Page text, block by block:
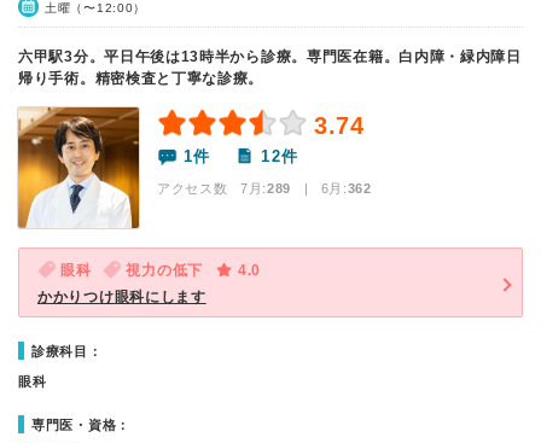
土曜（〜12:00）
六甲駅3分。平日午後は13時半から診療。専門医在籍。白内障・緑内障日
帰り手術。精密検査と丁寧な診療。
3.74
1件 12件
アクセス数 7月:289 | 6月:362
眼科 視力の低下
4.0
かかりつけ眼科にします
診療科目：
眼科
専門医・資格：